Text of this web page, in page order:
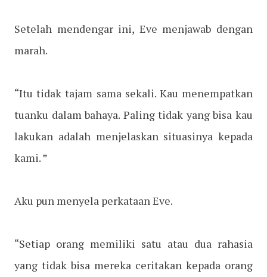
Setelah mendengar ini, Eve menjawab dengan
marah.
“Itu tidak tajam sama sekali. Kau menempatkan
tuanku dalam bahaya. Paling tidak yang bisa kau
lakukan adalah menjelaskan situasinya kepada
kami. ”
Aku pun menyela perkataan Eve.
“Setiap orang memiliki satu atau dua rahasia
yang tidak bisa mereka ceritakan kepada orang